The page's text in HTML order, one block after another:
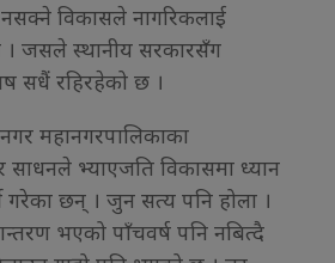
विकासले नागरिकलाई
जसले स्थानीय सरकारसँग
सधैं रहिरहेको छ ।
महानगरपालिकाका
साधनले भ्याएजति विकासमा ध्यान
गरेका छन् । जुन सत्य पनि होला ।
भएको पाँचवर्ष पनि नबित्दै